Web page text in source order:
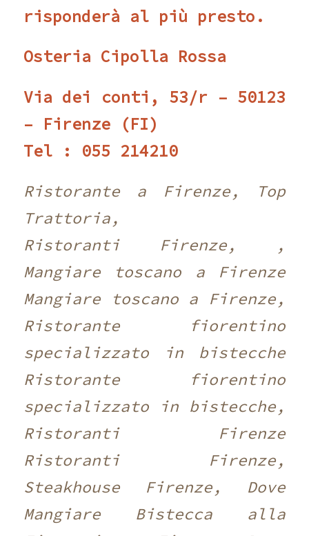
risponderà al più presto.
Osteria Cipolla Rossa
Via dei conti, 53/r – 50123
– Firenze (FI)
Tel : 055 214210
Ristorante a Firenze, Top
Trattoria,
Ristoranti Firenze, ,
Mangiare toscano a Firenze
Mangiare toscano a Firenze,
Ristorante fiorentino
specializzato in bistecche
Ristorante fiorentino
specializzato in bistecche,
Ristoranti Firenze
Ristoranti Firenze,
Steakhouse Firenze, Dove
Mangiare Bistecca alla